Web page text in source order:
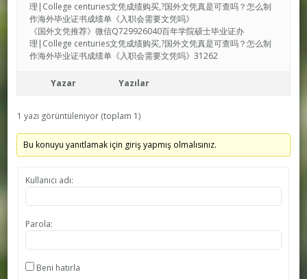
理|College centuries文凭成绩购买,?国外文凭真是可查吗？怎么制
作海外毕业证书成绩单《入职会需要文凭吗》
《国外文凭推荐》微信Q729926040百年学院硕士毕业证办
理|College centuries文凭成绩购买,?国外文凭真是可查吗？怎么制
作海外毕业证书成绩单《入职会需要文凭吗》31262
Yazar Yazılar
1 yazı görüntüleniyor (toplam 1)
Bu konuyu yanıtlamak için giriş yapmış olmalısınız.
Kullanıcı adı:
Parola:
Beni hatırla